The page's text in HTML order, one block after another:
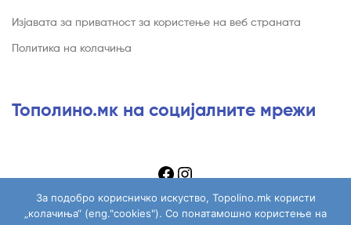
Изјавата за приватност за користење на веб страната
Политика на колачиња
Тополино.мк на социјалните мрежи
За подобро корисничко искуство, Topolino.mk користи
„колачиња“ (eng."cookies"). Со понатамошно користење на